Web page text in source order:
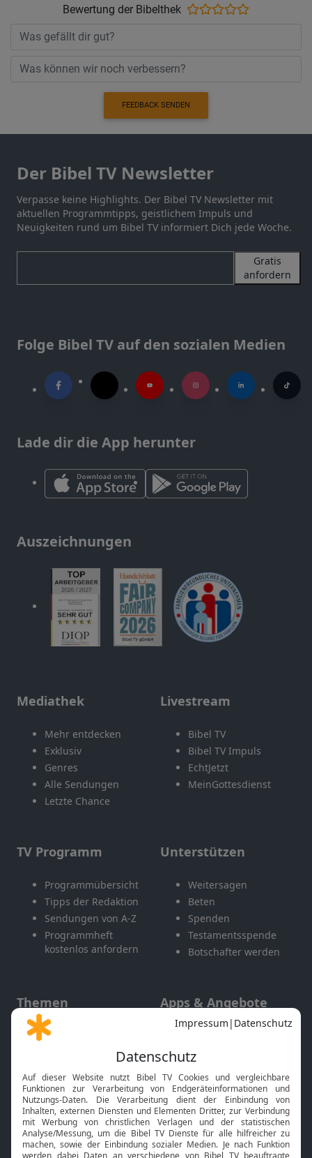
Bewertung der Bibelthek
FEEDBACK SENDEN
Der Bibel TV Newsletter
Verpasse keine Highlights. Der Bibel TV Newsletter mit
aktuellen Programmtipps, geistlichem Impuls und
Neuigkeiten rund um Bibel TV informiert Dich jede Woche.
Gratis
anfordern
Folge Bibel TV auf den sozialen Medien
Lade dir die App herunter
Auszeichnungen
Mediathek
Mehr entdecken
Exklusiv
Genres
Alle Sendungen
Letzte Chance
Livestream
Bibel TV
Bibel TV Impuls
EchtJetzt
MeinGottesdienst
TV Programm
Programmübersicht
Tipps der Redaktion
Sendungen von A-Z
Programmheft
kostenlos anfordern
Unterstützen
Weitersagen
Beten
Spenden
Testamentsspende
Botschafter werden
Themen
Gott und Bibel erklärt
Neuigkeiten
Apps & Angebote
Mobile App
Smart TV
HbbTV
Bibelthek Online-Bibel
Nächster Gottesdienst